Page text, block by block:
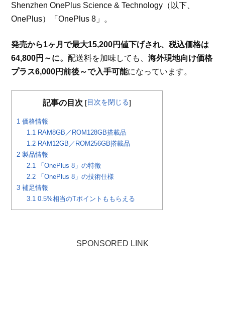
Shenzhen OnePlus Science & Technology（以下、
OnePlus）「OnePlus 8」。
発売から1ヶ月で最大15,200円値下げされ、税込価格は
64,800円～に。配送料を加味しても、海外現地向け価格
プラス6,000円前後～で入手可能になっています。
記事の目次 [目次を閉じる]
1 価格情報
1.1 RAM8GB／ROM128GB搭載品
1.2 RAM12GB／ROM256GB搭載品
2 製品情報
2.1 「OnePlus 8」の特徴
2.2 「OnePlus 8」の技術仕様
3 補足情報
3.1 0.5%相当のTポイントももらえる
SPONSORED LINK